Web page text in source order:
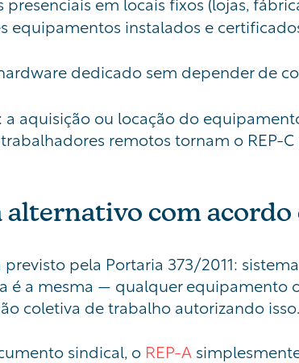
equipamentos instalados e
dedicado sem depender de
aquisição ou locação do
remotos tornam o REP-
alternativo com
pela Portaria 373/2011:
é a mesma — qualquer equipamento
coletiva de trabalho autorizando isso.
sindical, o REP-A